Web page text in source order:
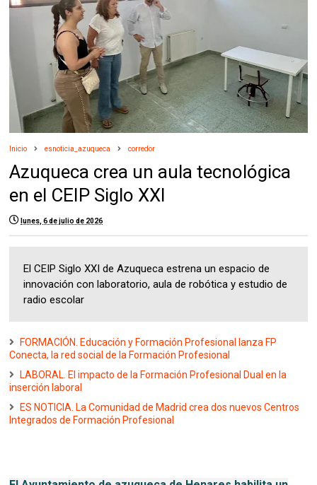
Inicio esnoticia_azuqueca corredor
Azuqueca crea un aula tecnológica
en el CEIP Siglo XXI
lunes, 6 de julio de 2026
El CEIP Siglo XXI de Azuqueca estrena un espacio de
innovación con laboratorio, aula de robótica y estudio de
radio escolar
FORMACIÓN. Educación y Formación Profesional lanza FP
Conecta, la red social de la Formación Profesional
LABORAL. El impacto de la Formación Profesional Dual en la
inserción laboral
ES NOTICIA. La Comunidad de Madrid crea dos nuevos Centros
Integrados de Formación Profesional